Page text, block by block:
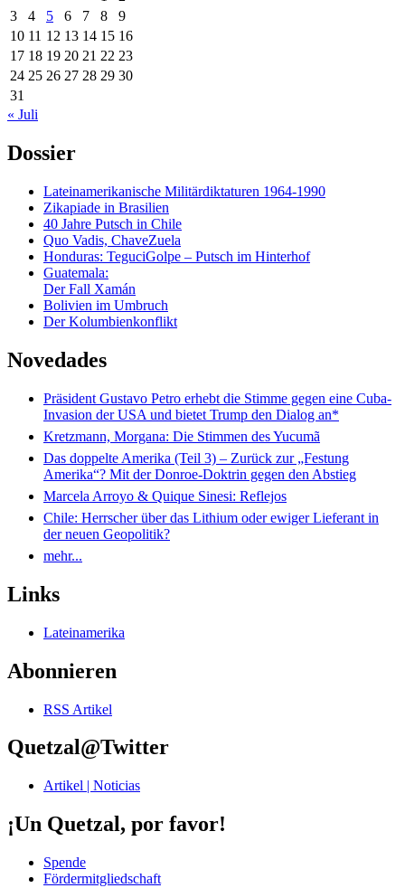
3
4 5 6 7 8
9
10 11 12 13 14 15 16
17 18 19 20 21 22 23
24 25 26 27 28 29 30
31
« Juli
Dossier
Lateinamerikanische Militärdiktaturen 1964-1990
Zikapiade in Brasilien
40 Jahre Putsch in Chile
Quo Vadis, ChaveZuela
Honduras: TeguciGolpe – Putsch im Hinterhof
Guatemala:
Der Fall Xamán
Bolivien im Umbruch
Der Kolumbienkonflikt
Novedades
Präsident Gustavo Petro erhebt die Stimme gegen eine Cuba-
Invasion der USA und bietet Trump den Dialog an*
Kretzmann, Morgana: Die Stimmen des Yucumã
Das doppelte Amerika (Teil 3) – Zurück zur „Festung
Amerika“? Mit der Donroe-Doktrin gegen den Abstieg
Marcela Arroyo & Quique Sinesi: Reflejos
Chile: Herrscher über das Lithium oder ewiger Lieferant in
der neuen Geopolitik?
mehr...
Links
Lateinamerika
Abonnieren
RSS Artikel
Quetzal@Twitter
Artikel | Noticias
¡Un Quetzal, por favor!
Spende
Fördermitgliedschaft